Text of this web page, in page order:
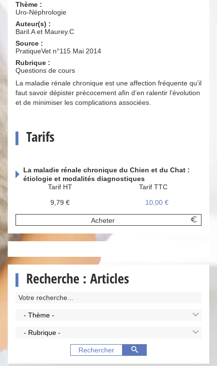
Thème :
Uro-Néphrologie
Auteur(s) :
Baril.A et Maurey.C
Source :
PratiqueVet n°115 Mai 2014
Rubrique :
Questions de cours
La maladie rénale chronique est une affection fréquente qu’il
faut savoir dépister précocement afin d’en ralentir l’évolution
et de minimiser les complications associées.
Tarifs
La maladie rénale chronique du Chien et du Chat :
étiologie et modalités diagnostiques
Tarif HT
9,79 €
Tarif TTC
10,00 €
Acheter
Recherche : Articles
- Thème -
- Rubrique -
Rechercher